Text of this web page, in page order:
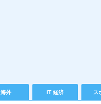
海外 IT 経済 ス